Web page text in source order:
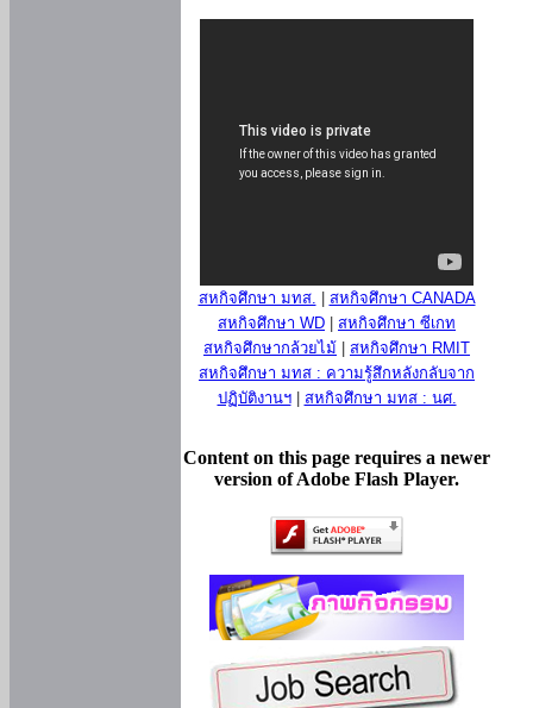
สหกิจศึกษา มทส.
สหกิจศึกษา CANADA
สหกิจศึกษา WD
สหกิจศึกษา ซีเกท
สหกิจศึกษากล้วยไม้
สหกิจศึกษา RMIT
สหกิจศึกษา มทส : ความรู้สึกหลังกลับจาก
ปฏิบัติงานฯ| สหกิจศึกษา มทส : นศ.
Content on this page requires a newer
version of Adobe Flash Player.